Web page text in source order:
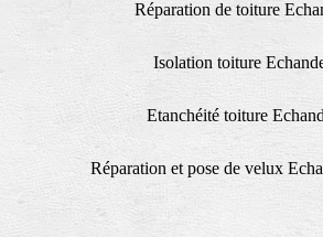
Réparation de toiture
Isolation toiture
Etanchéité toiture
Réparation et pose de velux